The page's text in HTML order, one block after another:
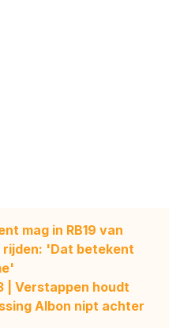
mag in RB19 van
rijden: 'Dat betekent
| Verstappen houdt
Albon nipt achter